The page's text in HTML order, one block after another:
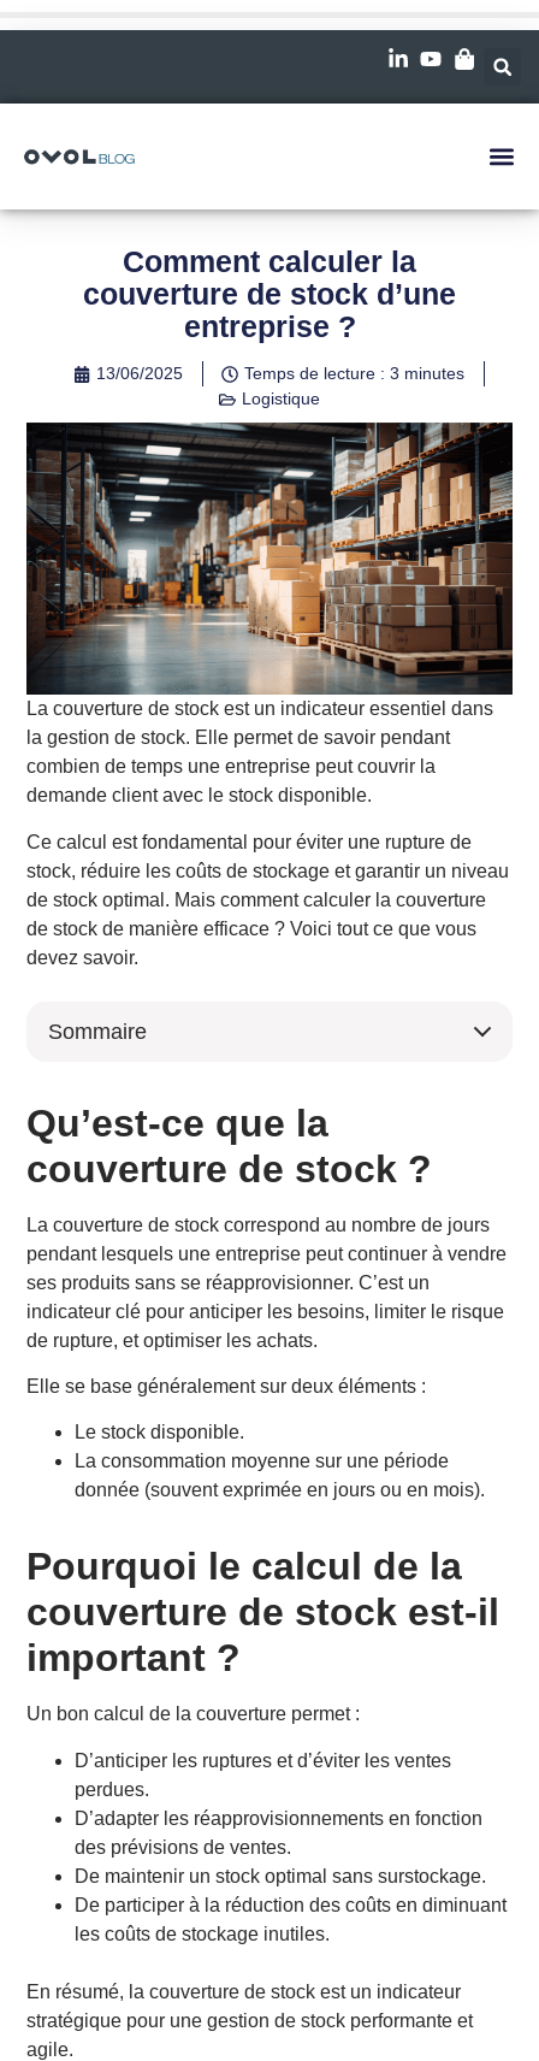
Comment calculer la
couverture de stock d’une
entreprise ?
13/06/2025
Temps de lecture : 3 minutes
Logistique
La couverture de stock est un indicateur essentiel dans
la gestion de stock. Elle permet de savoir pendant
combien de temps une entreprise peut couvrir la
demande client avec le stock disponible.
Ce calcul est fondamental pour éviter une rupture de
stock, réduire les coûts de stockage et garantir un niveau
de stock optimal. Mais comment calculer la couverture
de stock de manière efficace ? Voici tout ce que vous
devez savoir.
Sommaire
Pourquoi le calcul de la couverture de stock est-il
important ?
Comment calculer la couverture de stock ?
Exemple :
Comment déterminer la consommation moyenne ?
Astuce :
Quels sont les indicateurs à surveiller ?
Quel est le bon niveau de couverture ?
Quels outils pour mieux gérer la couverture de stock ?
En résumé : la couverture de stock, un levier de
Découvrez notre service de transport routier de
marchandises en France.
FAQ
Qu’est-ce que la profondeur de stock ?
Qu’est-ce que la
couverture de stock ?
La couverture de stock correspond au nombre de jours
pendant lesquels une entreprise peut continuer à vendre
ses produits sans se réapprovisionner. C’est un
indicateur clé pour anticiper les besoins, limiter le risque
de rupture, et optimiser les achats.
Elle se base généralement sur deux éléments :
Le stock disponible.
La consommation moyenne sur une période
donnée (souvent exprimée en jours ou en mois).
Pourquoi le calcul de la
couverture de stock est-il
important ?
Un bon calcul de la couverture permet :
D’anticiper les ruptures et d’éviter les ventes
perdues.
D’adapter les réapprovisionnements en fonction
des prévisions de ventes.
De maintenir un stock optimal sans surstockage.
De participer à la réduction des coûts en diminuant
les coûts de stockage inutiles.
En résumé, la couverture de stock est un indicateur
stratégique pour une gestion de stock performante et
agile.